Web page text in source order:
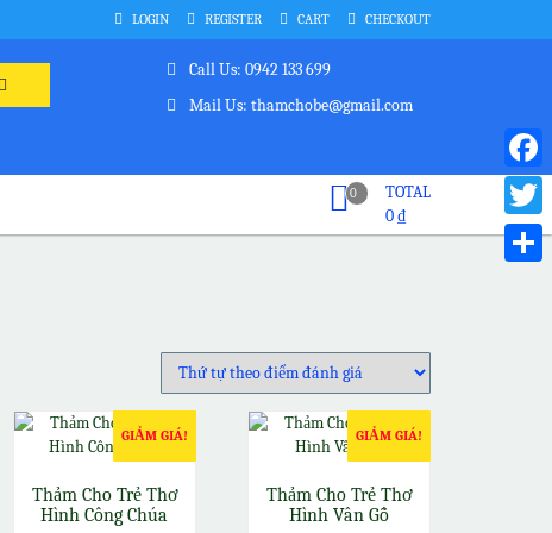
LOGIN REGISTER CART CHECKOUT
Call Us: 0942 133 699
Mail Us: thamchobe@gmail.com
0
TOTAL
0₫
GIẢM GIÁ!
Thảm Cho Trẻ Thơ
Hình Công Chúa
GIẢM GIÁ!
Thảm Cho Trẻ Thơ
Hình Vân Gỗ